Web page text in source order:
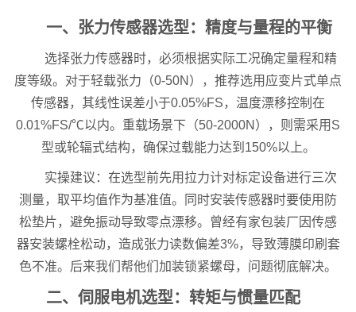
一、张力传感器选型：精度与量程的平衡
选择张力传感器时，必须根据实际工况确定量程和精
度等级。对于轻载张力（0-50N），推荐选用应变片式单点
传感器，其线性误差小于0.05%FS，温度漂移控制在
0.01%FS/℃以内。重载场景下（50-2000N），则需采用S
型或轮辐式结构，确保过载能力达到150%以上。
实操建议：在选型前先用拉力计对标定设备进行三次
测量，取平均值作为基准值。同时安装传感器时要使用防
松垫片，避免振动导致零点漂移。曾经有家包装厂因传感
器安装螺栓松动，造成张力读数偏差3%，导致薄膜印刷套
色不准。后来我们帮他们加装锁紧螺母，问题彻底解决。
二、伺服电机选型：转矩与惯量匹配